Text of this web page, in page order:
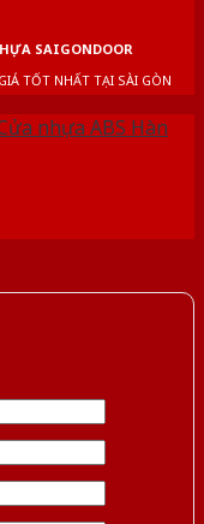
SAIGONDOOR
TỐT NHẤT TẠI SÀI GÒN
nhựa ABS Hàn